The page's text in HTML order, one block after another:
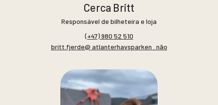
Cerca Britt
Responsável de bilheteira e loja
(+47) 980 52 510
britt.fjerde@ atlanterhavsparken . não